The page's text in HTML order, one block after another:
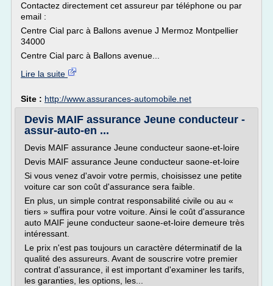
Contactez directement cet assureur par téléphone ou par
email :
Centre Cial parc à Ballons avenue J Mermoz Montpellier
34000
Centre Cial parc à Ballons avenue...
Lire la suite
Site : http://www.assurances-automobile.net
Devis MAIF assurance Jeune conducteur -
assur-auto-en ...
Devis MAIF assurance Jeune conducteur saone-et-loire
Devis MAIF assurance Jeune conducteur saone-et-loire
Si vous venez d'avoir votre permis, choisissez une petite
voiture car son coût d'assurance sera faible.
En plus, un simple contrat responsabilité civile ou au «
tiers » suffira pour votre voiture. Ainsi le coût d'assurance
auto MAIF jeune conducteur saone-et-loire demeure très
intéressant.
Le prix n'est pas toujours un caractère déterminatif de la
qualité des assureurs. Avant de souscrire votre premier
contrat d'assurance, il est important d'examiner les tarifs,
les garanties, les options, les...